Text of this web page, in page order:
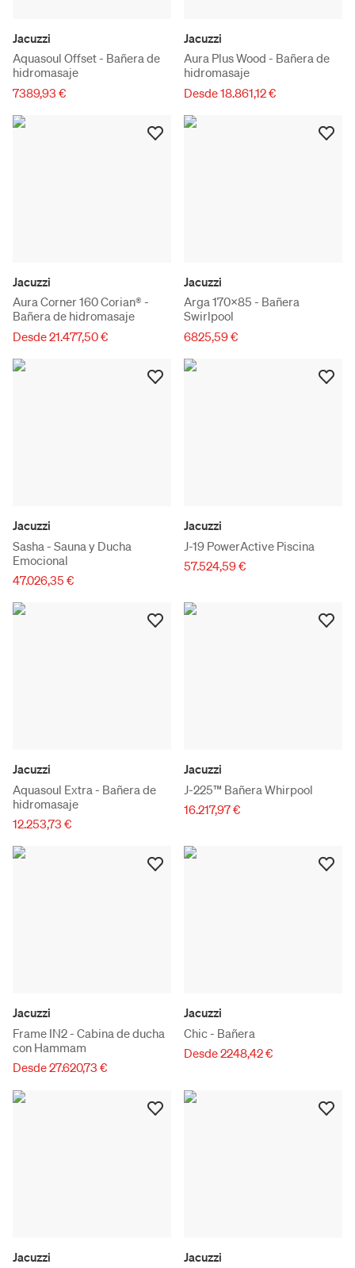
Jacuzzi
Aquasoul Offset - Bañera de
hidromasaje
7389,93 €
Jacuzzi
Aura Plus Wood - Bañera de
hidromasaje
Desde 18.861,12 €
Jacuzzi
Aura Corner 160 Corian® -
Bañera de hidromasaje
Desde 21.477,50 €
Jacuzzi
Arga 170x85 - Bañera
Swirlpool
6825,59 €
Jacuzzi
Sasha - Sauna y Ducha
Emocional
47.026,35 €
Jacuzzi
J-19 PowerActive Piscina
57.524,59 €
Jacuzzi
Aquasoul Extra - Bañera de
hidromasaje
12.253,73 €
Jacuzzi
J-225™ Bañera Whirpool
16.217,97 €
Jacuzzi
Frame IN2 - Cabina de ducha
con Hammam
Desde 27.620,73 €
Jacuzzi
Chic - Bañera
Desde 2248,42 €
Jacuzzi
Jacuzzi